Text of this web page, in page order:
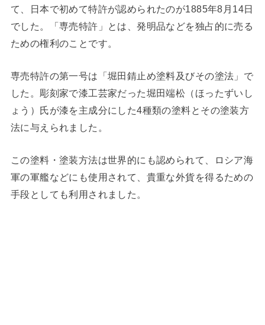
て、日本で初めて特許が認められたのが1885年8月14日
でした。「専売特許」とは、発明品などを独占的に売る
ための権利のことです。
専売特許の第一号は「堀田錆止め塗料及びその塗法」で
した。彫刻家で漆工芸家だった堀田端松（ほったずいし
ょう）氏が漆を主成分にした4種類の塗料とその塗装方
法に与えられました。
この塗料・塗装方法は世界的にも認められて、ロシア海
軍の軍艦などにも使用されて、貴重な外貨を得るための
手段としても利用されました。